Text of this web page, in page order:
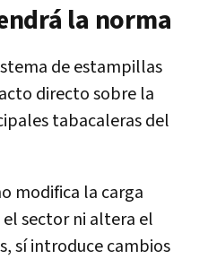
la norma
de estampillas
directo sobre la
tabacaleras del
modifica la carga
sector ni altera el
sí introduce cambios